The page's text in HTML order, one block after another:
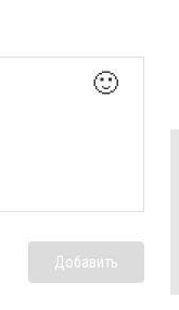
🙂
Добавить